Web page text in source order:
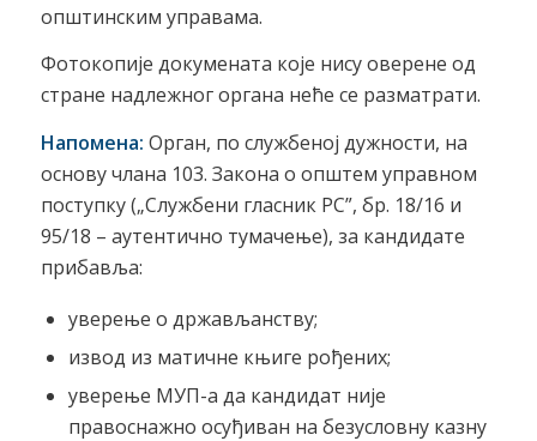
општинским управама.
Фотокопије докумената које нису оверене од
стране надлежног органа неће се разматрати.
Напомена: Орган, по службеној дужности, на
основу члана 103. Закона о општем управном
поступку („Службени гласник РС”, бр. 18/16 и
95/18 – аутентично тумачење), за кандидате
прибавља:
уверење о држављанству;
извод из матичне књиге рођених;
уверење МУП-а да кандидат није
правоснажно осуђиван на безусловну казну